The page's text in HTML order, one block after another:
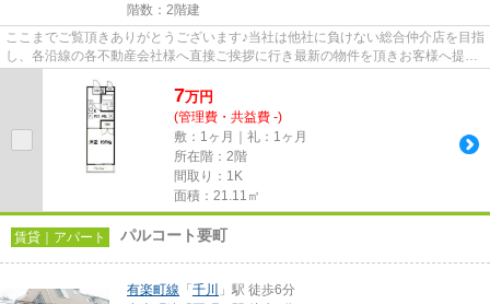
階数：2階建
ここまでご覧頂きありがとうございます♪当社は他社に負けない総合仲介店を目指
し、各沿線の各不動産会社様へ直接ご挨拶に行き最新の物件を頂きお客様へ提供
7万円
(管理費・共益費 -)
敷：1ヶ月｜礼：1ヶ月
所在階：2階
間取り：1K
面積：21.11㎡
賃貸｜アパート パルコート要町
有楽町線 「 千川
」駅 徒歩6分